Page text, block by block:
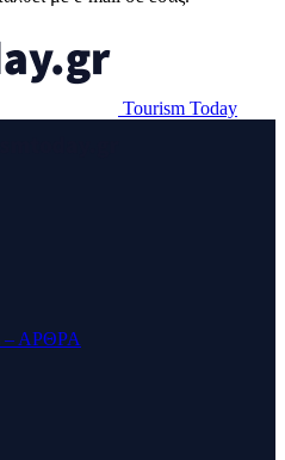
Tourism Today
ΑΡΘΡΑ